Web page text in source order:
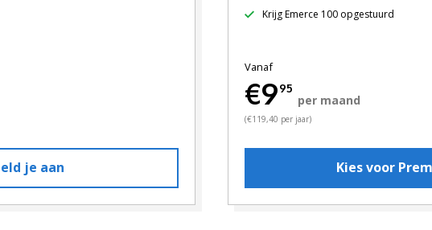
je aan
Krijg Emerce 100 opgestuurd
Vanaf
€995
per maand
(€119,40 per jaar)
Kies voor